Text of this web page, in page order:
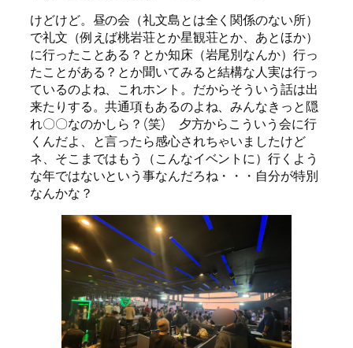
けどけど。昼の会（礼文島とは全く関係のない所）
で礼文（例えば桃岩荘とか星観荘とか、あとほか）
に行ったことある？とか知床（岩尾別なんか）行っ
たことがある？とか聞いてみると結構な人実は行っ
ているのよね、これホント。だからそういう話は出
来たりする。共通項もあるのよね、みんなきっと隠
れ〇〇なのかしら？(笑) 夕方からこういう会に行
くんだよ、と言ったら感心されちゃいましたけど
ネ、そこまではもう（こんなイベントに）行くよう
な年ではないという事なんだろね・・・自分が特別
なんかな？